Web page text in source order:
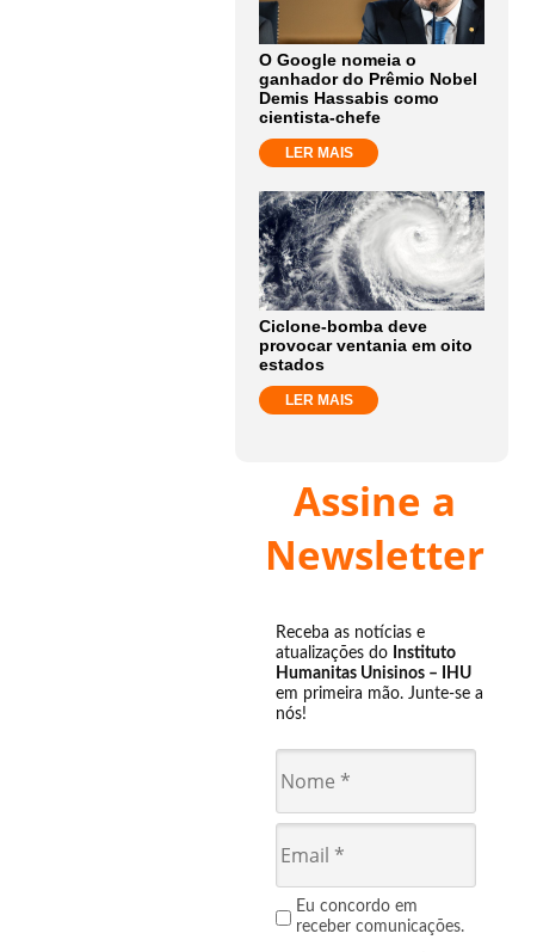
O Google nomeia o
ganhador do Prêmio Nobel
Demis Hassabis como
cientista-chefe
LER MAIS
Ciclone-bomba deve
provocar ventania em oito
estados
LER MAIS
Assine a
Newsletter
Receba as notícias e
atualizações do Instituto
Humanitas Unisinos – IHU
em primeira mão. Junte-se a
nós!
Eu concordo em
receber comunicações.